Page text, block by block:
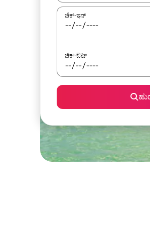
ಚೆಕ್-ಇನ್
ಚೆಕ್-ಔಟ್